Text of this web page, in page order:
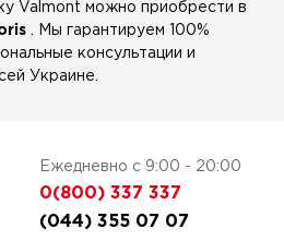
Valmont можно приобрести в
. Мы гарантируем 100%
консультации и
Украине.
Ежедневно с 9:00 - 20:00
0(800) 337 337
(044) 355 07 07